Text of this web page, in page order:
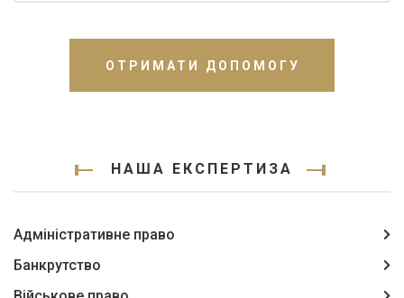
ОТРИМАТИ ДОПОМОГУ
НАША ЕКСПЕРТИЗА
Адміністративне право
Банкрутство